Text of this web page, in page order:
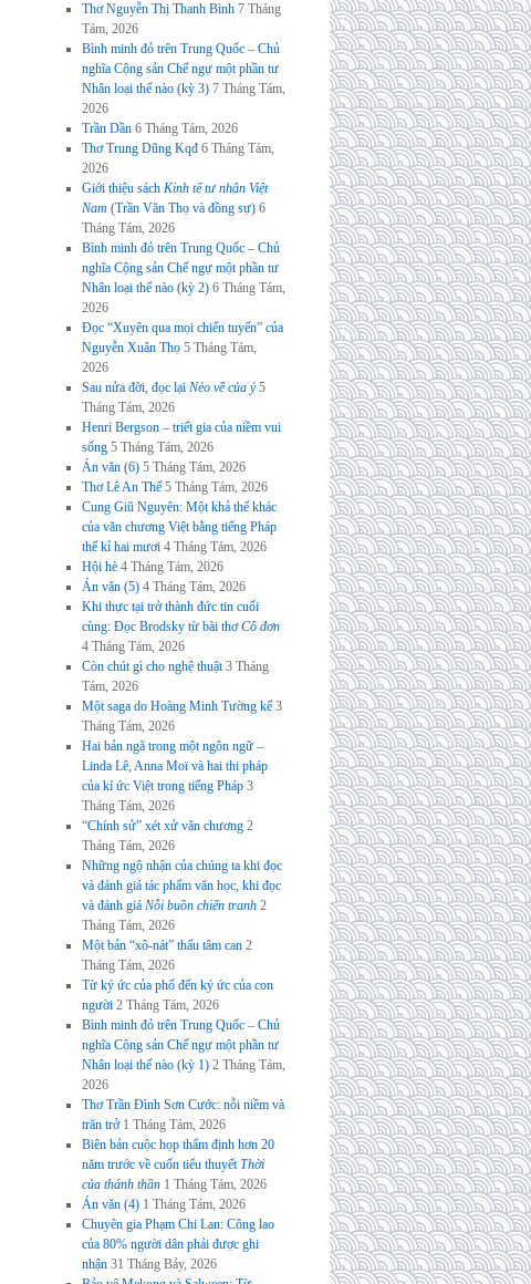
Thơ Nguyễn Thị Thanh Bình 7 Tháng
Tám, 2026
Bình minh đỏ trên Trung Quốc – Chủ
nghĩa Cộng sản Chế ngự một phần tư
Nhân loại thế nào (kỳ 3) 7 Tháng Tám,
2026
Trần Dần 6 Tháng Tám, 2026
Thơ Trung Dũng Kqđ 6 Tháng Tám,
2026
Giới thiệu sách Kinh tế tư nhân Việt
Nam (Trần Văn Thọ và đồng sự) 6
Tháng Tám, 2026
Bình minh đỏ trên Trung Quốc – Chủ
nghĩa Cộng sản Chế ngự một phần tư
Nhân loại thế nào (kỳ 2) 6 Tháng Tám,
2026
Đọc “Xuyên qua mọi chiến tuyến” của
Nguyễn Xuân Thọ 5 Tháng Tám,
2026
Sau nửa đời, đọc lại Nẻo về của ý 5
Tháng Tám, 2026
Henri Bergson – triết gia của niềm vui
sống 5 Tháng Tám, 2026
Án văn (6) 5 Tháng Tám, 2026
Thơ Lê An Thế 5 Tháng Tám, 2026
Cung Giũ Nguyên: Một khả thể khác
của văn chương Việt bằng tiếng Pháp
thế kỉ hai mươi 4 Tháng Tám, 2026
Hội hè 4 Tháng Tám, 2026
Án văn (5) 4 Tháng Tám, 2026
Khi thực tại trở thành đức tin cuối
cùng: Đọc Brodsky từ bài thơCô đơn
4 Tháng Tám, 2026
Còn chút gì cho nghệ thuật 3 Tháng
Tám, 2026
Một saga do Hoàng Minh Tường kể 3
Tháng Tám, 2026
Hai bản ngã trong một ngôn ngữ –
Linda Lê, Anna Moï và hai thi pháp
của kí ức Việt trong tiếng Pháp 3
Tháng Tám, 2026
“Chính sử” xét xử văn chương 2
Tháng Tám, 2026
Những ngộ nhận của chúng ta khi đọc
và đánh giá tác phẩm văn học, khi đọc
và đánh giá Nỗi buồn chiến tranh 2
Tháng Tám, 2026
Một bản “xô-nát” thấu tâm can 2
Tháng Tám, 2026
Từ ký ức của phố đến ký ức của con
người 2 Tháng Tám, 2026
Bình minh đỏ trên Trung Quốc – Chủ
nghĩa Cộng sản Chế ngự một phần tư
Nhân loại thế nào (kỳ 1) 2 Tháng Tám,
2026
Thơ Trần Đình Sơn Cước: nỗi niềm và
trăn trở 1 Tháng Tám, 2026
Biên bản cuộc họp thẩm định hơn 20
năm trước về cuốn tiểu thuyếtThời
của thánh thần 1 Tháng Tám, 2026
Án văn (4) 1 Tháng Tám, 2026
Chuyên gia Phạm Chi Lan: Công lao
của 80% người dân phải được ghi
nhận 31 Tháng Bảy, 2026